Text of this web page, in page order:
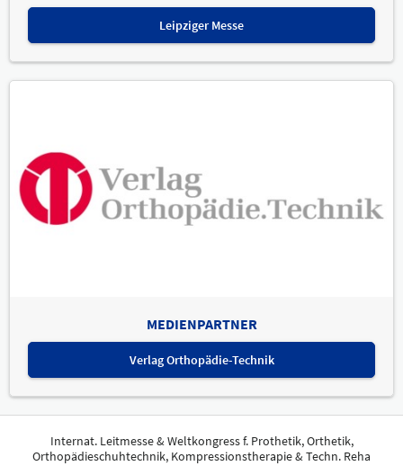
Leipziger Messe
MEDIENPARTNER
Verlag Orthopädie-Technik
Internat. Leitmesse & Weltkongress f. Prothetik, Orthetik,
Orthopädieschuhtechnik, Kompressionstherapie & Techn. Reha